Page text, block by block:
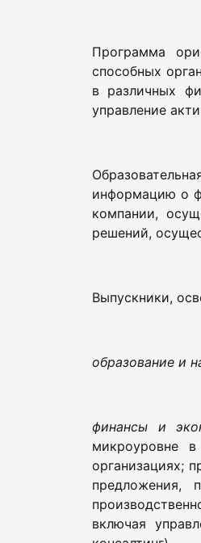
Программа
способных
в различных
управление
информацию о
компании,
решений,
Выпускники,
образование и
финансы и
микроуровне в
организациях;
предложения,
включая